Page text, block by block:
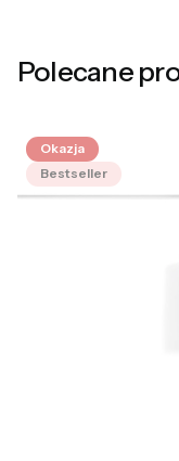
Polecane
Okazja
Bestseller